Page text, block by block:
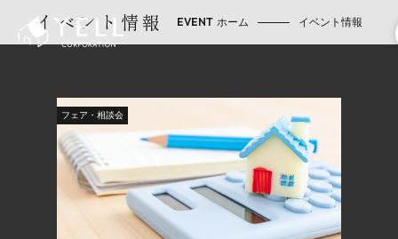
イベント情報 ホーム イベント情報
フェア・相談会